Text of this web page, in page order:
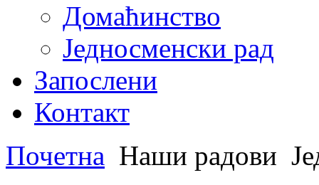
Домаћинство
Једносменски рад
Запослени
Контакт
Почетна Наши радови